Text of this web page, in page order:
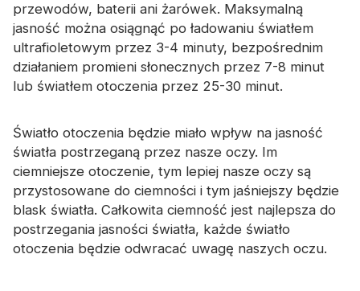
przewodów, baterii ani żarówek. Maksymalną
jasność można osiągnąć po ładowaniu światłem
ultrafioletowym przez 3-4 minuty, bezpośrednim
działaniem promieni słonecznych przez 7-8 minut
lub światłem otoczenia przez 25-30 minut.
Światło otoczenia będzie miało wpływ na jasność
światła postrzeganą przez nasze oczy. Im
ciemniejsze otoczenie, tym lepiej nasze oczy są
przystosowane do ciemności i tym jaśniejszy będzie
blask światła. Całkowita ciemność jest najlepsza do
postrzegania jasności światła, każde światło
otoczenia będzie odwracać uwagę naszych oczu.